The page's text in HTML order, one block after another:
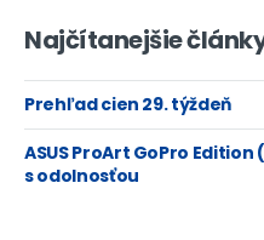
Najčítanejšie
Prehľad cien 29. týždeň
ASUS ProArt GoPro
s odolnosťou